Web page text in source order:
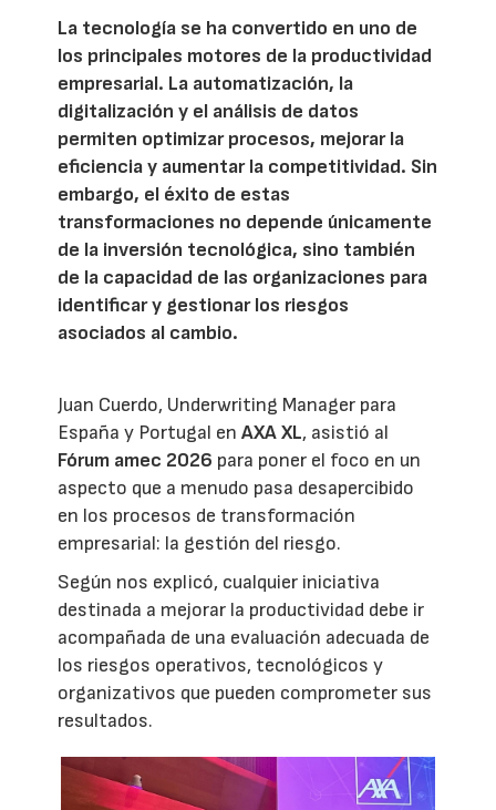
La tecnología se ha convertido en uno de
los principales motores de la productividad
empresarial. La automatización, la
digitalización y el análisis de datos
permiten optimizar procesos, mejorar la
eficiencia y aumentar la competitividad. Sin
embargo, el éxito de estas
transformaciones no depende únicamente
de la inversión tecnológica, sino también
de la capacidad de las organizaciones para
identificar y gestionar los riesgos
asociados al cambio.
Juan Cuerdo, Underwriting Manager para
España y Portugal enAXA XL, asistió al
Fórum amec 2026 para poner el foco en un
aspecto que a menudo pasa desapercibido
en los procesos de transformación
empresarial: la gestión del riesgo.
Según nos explicó, cualquier iniciativa
destinada a mejorar la productividad debe ir
acompañada de una evaluación adecuada de
los riesgos operativos, tecnológicos y
organizativos que pueden comprometer sus
resultados.